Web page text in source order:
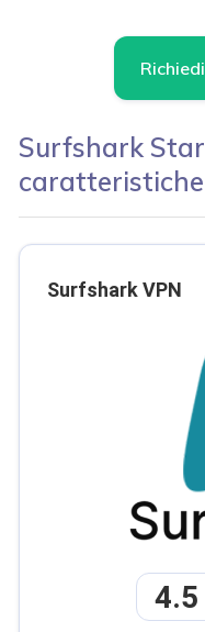
Surfshark
Surfshark VPN
4.5